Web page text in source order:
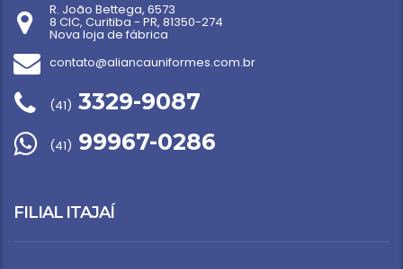
R. João Bettega, 6573
8 CIC, Curitiba - PR, 81350-274
Nova loja de fábrica
contato@aliancauniformes.com.br
(41) 3329-9087
(41) 99967-0286
FILIAL ITAJAÍ